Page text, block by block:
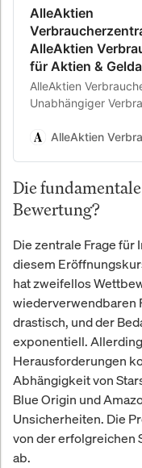
AlleAktien
AlleAktien
für Aktien &
AlleAktien
Unabhängiger
Verbraucherschutz
Erfahrungsberichte
Transparenz für
AlleAktien
Die
Bewertung?
Die zentrale Frage für
diesem
hat zweifellos
wiederverwendbaren
drastisch, und der
exponentiell.
Herausforderungen
Abhängigkeit von
Blue Origin und
Unsicherheiten. Die
von der erfolgreichen
ab.